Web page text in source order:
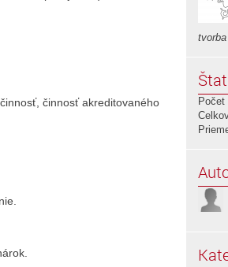
činnosť akreditovaného